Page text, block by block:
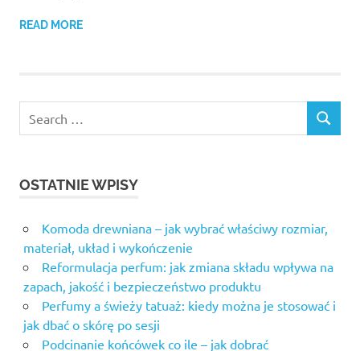
READ MORE
OSTATNIE WPISY
Komoda drewniana – jak wybrać właściwy rozmiar,
materiał, układ i wykończenie
Reformulacja perfum: jak zmiana składu wpływa na
zapach, jakość i bezpieczeństwo produktu
Perfumy a świeży tatuaż: kiedy można je stosować i
jak dbać o skórę po sesji
Podcinanie końcówek co ile – jak dobrać